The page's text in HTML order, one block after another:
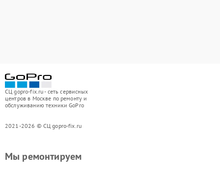
СЦ gopro-fix.ru - сеть сервисных
центров в Москве по ремонту и
обслуживанию техники GoPro
2021-2026 © СЦ gopro-fix.ru
Мы ремонтируем